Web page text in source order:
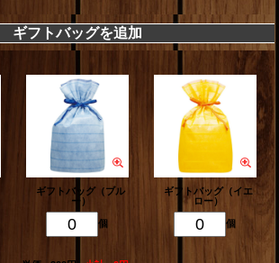
ギフトバッグを追加
ギフトバッグ（ブル
ー）
個
ギフトバッグ（イエ
ロー）
個